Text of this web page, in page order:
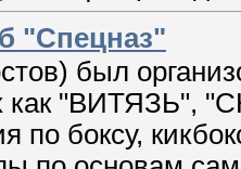
"Спецназ"
был
как "ВИТЯЗЬ",
по боксу,